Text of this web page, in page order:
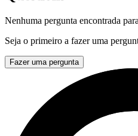
Nenhuma pergunta encontrada
Seja o primeiro a fazer uma
Fazer uma pergunta